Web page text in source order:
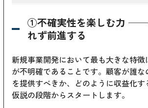
①不確実性を楽しむ力 ──
れず前進する
新規事業開発において最も大きな特
が不明確であることです。顧客が誰
を提供すべきか、どのように収益化
仮説の段階からスタートします。